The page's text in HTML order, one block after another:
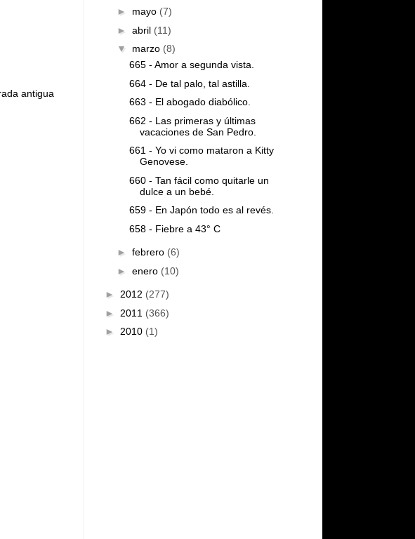
antigua
► mayo (7)
► abril (11)
▼ marzo (8)
665 - Amor a segunda vista.
664 - De tal palo, tal astilla.
663 - El abogado diabólico.
662 - Las primeras y últimas
vacaciones de San Pedro.
661 - Yo vi como mataron a Kitty
Genovese.
660 - Tan fácil como quitarle un
dulce a un bebé.
659 - En Japón todo es al revés.
658 - Fiebre a 43° C
► febrero (6)
► enero (10)
► 2012 (277)
► 2011 (366)
► 2010 (1)